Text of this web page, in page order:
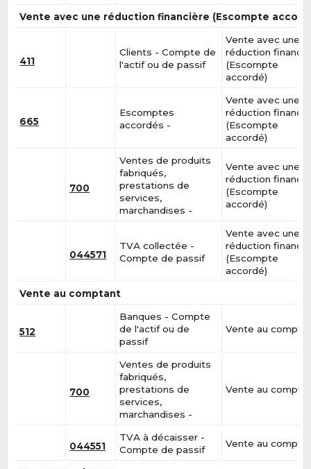
Vente avec une réduction financière (Escompte
411
Clients - Compte de
l'actif ou de passif
Vente avec une
réduction
(Escompte
accordé)
665
Escomptes
accordés -
Vente avec une
réduction
(Escompte
accordé)
700
Ventes de produits
fabriqués,
prestations de
services,
marchandises -
Vente avec une
réduction
(Escompte
accordé)
044571
TVA collectée -
Compte de passif
Vente avec une
réduction
(Escompte
accordé)
Vente au comptant
512
Banques - Compte
de l'actif ou de
passif
Vente au
700
Ventes de produits
fabriqués,
prestations de
services,
marchandises -
Vente au
044551
TVA à décaisser -
Compte de passif
Vente au